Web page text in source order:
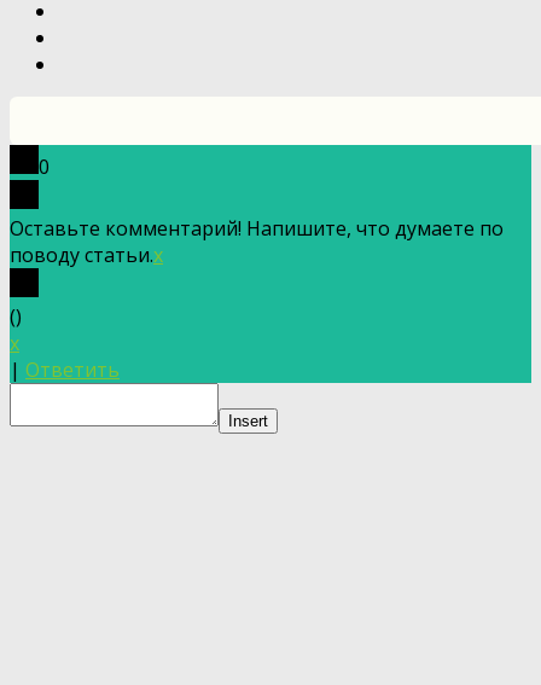
0
Оставьте комментарий! Напишите, что думаете по
поводу статьи.x
()
x
| Ответить
Insert